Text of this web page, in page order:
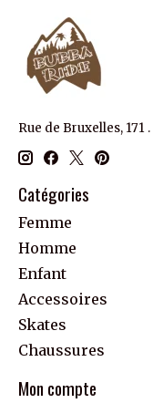
Rue de Bruxelles, 171
Catégories
Femme
Homme
Enfant
Accessoires
Skates
Chaussures
Mon compte